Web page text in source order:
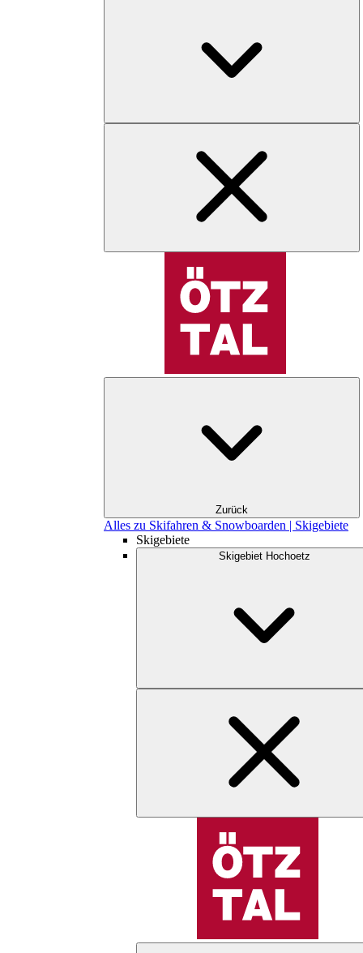
Zurück
Alles zu Skifahren & Snowboarden | Skigebiete
Skigebiete
Skigebiet Hochoetz